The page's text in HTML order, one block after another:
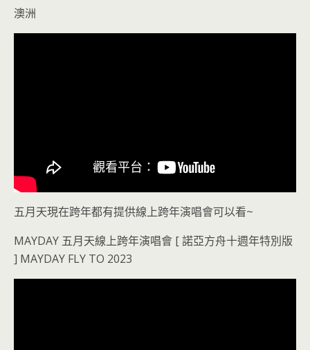
澳洲
五月天現在跨年都有提供線上跨年演唱會可以看~
MAYDAY 五月天線上跨年演唱會 [ 諾亞方舟十週年特別版
] MAYDAY FLY TO 2023